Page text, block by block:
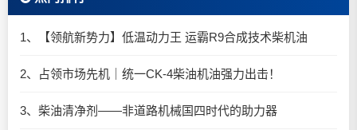
1、【领航新势力】低温动力王 运霸R9合成技术柴机油
2、占领市场先机｜统一CK-4柴油机油强力出击！
3、柴油清净剂——非道路机械国四时代的助力器